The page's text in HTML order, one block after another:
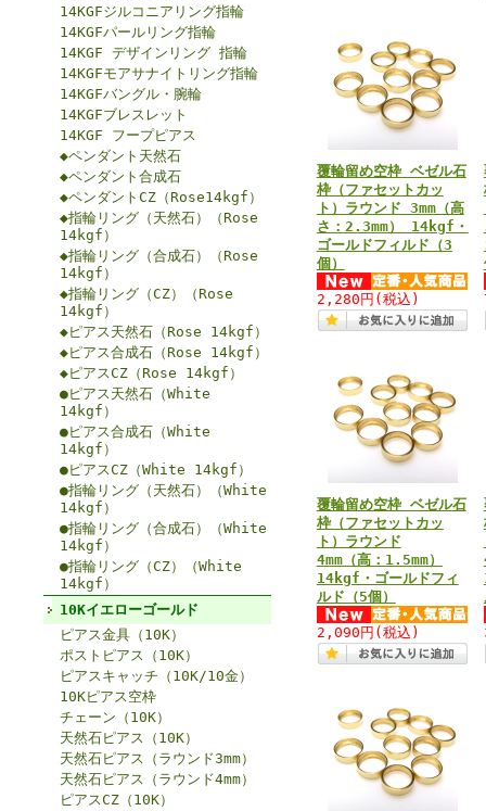
14KGFジルコニアリング指輪
14KGFパールリング指輪
14KGF デザインリング 指輪
14KGFモアサナイトリング指輪
14KGFバングル・腕輪
14KGFブレスレット
14KGF フープピアス
◆ペンダント天然石
◆ペンダント合成石
◆ペンダントCZ（Rose14kgf）
◆指輪リング（天然石）（Rose
14kgf）
◆指輪リング（合成石）（Rose
14kgf）
◆指輪リング（CZ）（Rose
14kgf）
◆ピアス天然石（Rose 14kgf）
◆ピアス合成石（Rose 14kgf）
◆ピアスCZ（Rose 14kgf）
●ピアス天然石（White
14kgf）
●ピアス合成石（White
14kgf）
●ピアスCZ（White 14kgf）
●指輪リング（天然石）（White
14kgf）
●指輪リング（合成石）（White
14kgf）
●指輪リング（CZ）（White
14kgf）
10Kイエローゴールド
ピアス金具（10K）
ポストピアス（10K）
ピアスキャッチ（10K/10金）
10Kピアス空枠
チェーン（10K）
天然石ピアス（10K）
天然石ピアス（ラウンド3mm）
天然石ピアス（ラウンド4mm）
ピアスCZ（10K）
覆輪留め空枠 ベゼル石
枠（ファセットカッ
ト）ラウンド 3mm（高
さ：2.3mm） 14kgf・
ゴールドフィルド（3
個）
2,280円 (税込)
覆輪留め空枠 ベゼル石
枠（ファセットカッ
ト）ラウンド
4mm（高：1.5mm）
14kgf・ゴールドフィ
ルド（5個）
2,090円 (税込)